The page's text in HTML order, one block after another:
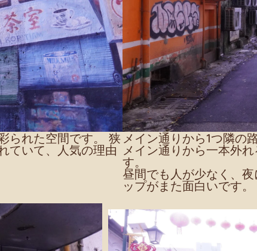
られた空間です。 狭
ていて、人気の理由
メイン通りから1つ隣の
メイン通りから一本外
す。
昼間でも人が少なく、
ップがまた面白いです。